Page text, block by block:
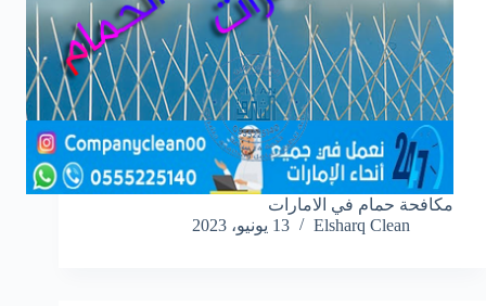
مكافحة حمام في الامارات
Elsharq Clean
13 يونيو، 2023